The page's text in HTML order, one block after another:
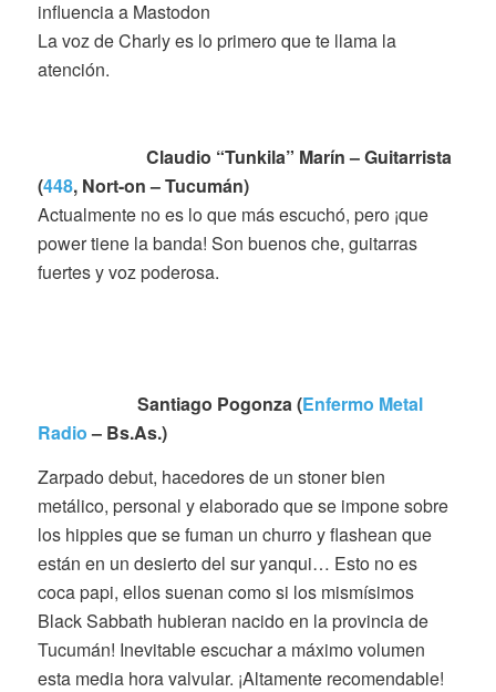
influencia a Mastodon
La voz de Charly es lo primero que te llama la
atención.
Claudio “Tunkila” Marín – Guitarrista
(448, Nort-on – Tucumán)
Actualmente no es lo que más escuchó, pero ¡que
power tiene la banda! Son buenos che, guitarras
fuertes y voz poderosa.
Santiago Pogonza (Enfermo Metal
Radio– Bs.As.)
Zarpado debut, hacedores de un stoner bien
metálico, personal y elaborado que se impone sobre
los hippies que se fuman un churro y flashean que
están en un desierto del sur yanqui… Esto no es
coca papi, ellos suenan como si los mismísimos
Black Sabbath hubieran nacido en la provincia de
Tucumán! Inevitable escuchar a máximo volumen
esta media hora valvular. ¡Altamente recomendable!